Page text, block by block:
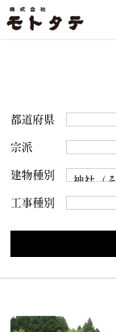
都道府県
宗派
建物種別
工事種別